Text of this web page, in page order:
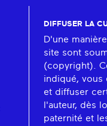
DIFFUSER LA
D'une
site sont
(copyright).
indiqué, vous
et diffuser
l'auteur, dès
paternité et